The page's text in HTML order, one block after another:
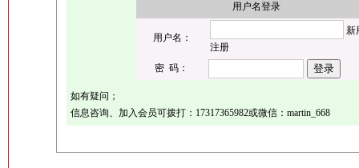
用户名登录
用户名：
新
注册
密 码：
如有疑问；
信息咨询、加入会员可拨打：17317365982或微信：martin_668